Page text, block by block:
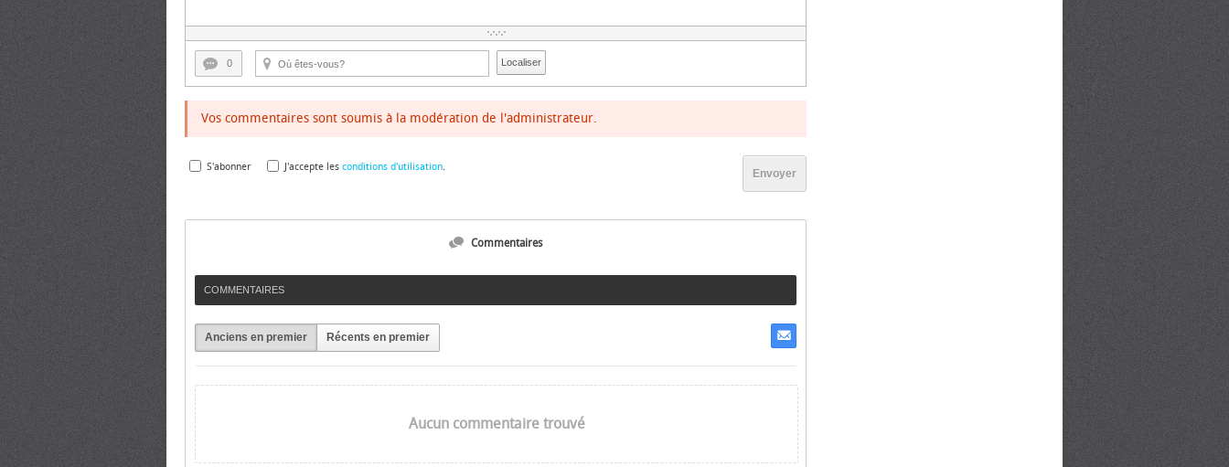
0 Localiser
Vos commentaires sont soumis à la modération de l'administrateur.
Envoyer
S'abonner J'accepte les conditions d'utilisation.
Commentaires
COMMENTAIRES
Anciens en premier Récents en premier
Aucun commentaire trouvé